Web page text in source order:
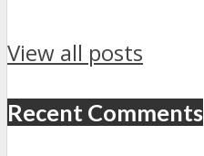
View all posts
Recent Comments